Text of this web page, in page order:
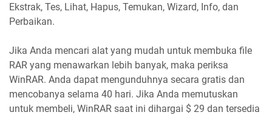
Ekstrak, Tes, Lihat, Hapus, Temukan, Wizard, Info, dan
Perbaikan.
Jika Anda mencari alat yang mudah untuk membuka file
RAR yang menawarkan lebih banyak, maka periksa
WinRAR. Anda dapat mengunduhnya secara gratis dan
mencobanya selama 40 hari. Jika Anda memutuskan
untuk membeli, WinRAR saat ini dihargai $ 29 dan tersedia